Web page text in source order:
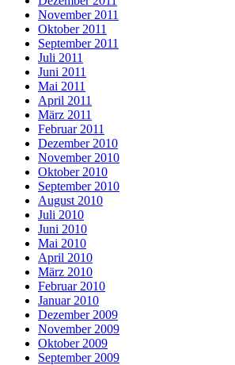
November 2011
Oktober 2011
September 2011
Juli 2011
Juni 2011
Mai 2011
April 2011
März 2011
Februar 2011
Dezember 2010
November 2010
Oktober 2010
September 2010
August 2010
Juli 2010
Juni 2010
Mai 2010
April 2010
März 2010
Februar 2010
Januar 2010
Dezember 2009
November 2009
Oktober 2009
September 2009